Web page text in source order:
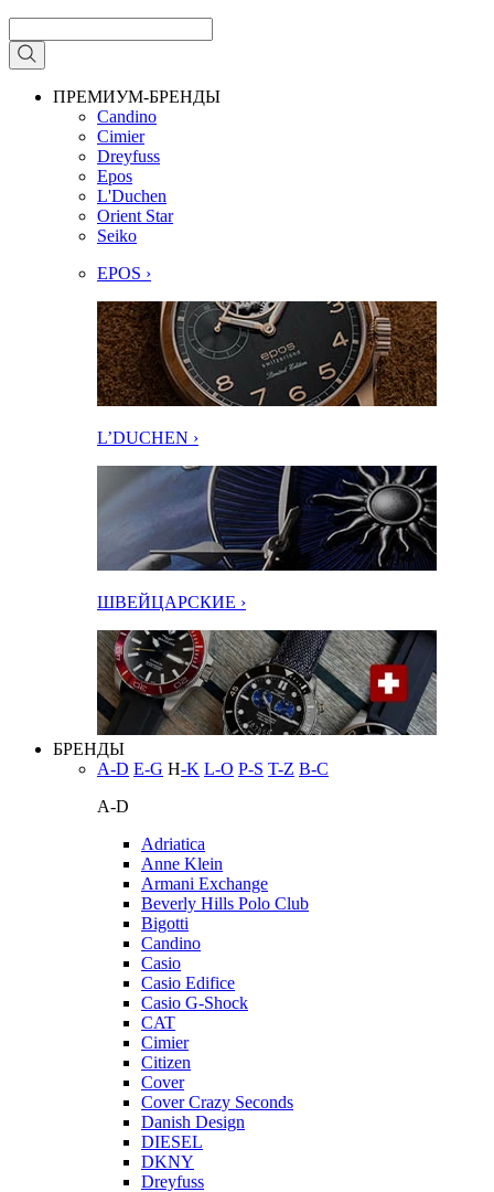
ПРЕМИУМ-БРЕНДЫ
Candino
Cimier
Dreyfuss
Epos
L'Duchen
Orient Star
Seiko
EPOS ›
L’DUCHEN ›
ШВЕЙЦАРСКИЕ ›
БРЕНДЫ
A-D E-G H-K L-O P-S T-Z В-С
A-D
Adriatica
Anne Klein
Armani Exchange
Beverly Hills Polo Club
Bigotti
Candino
Casio
Casio Edifice
Casio G-Shock
CAT
Cimier
Citizen
Cover
Cover Crazy Seconds
Danish Design
DIESEL
DKNY
Dreyfuss